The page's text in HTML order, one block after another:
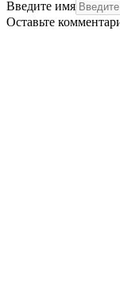
Введите имя
Оставьте